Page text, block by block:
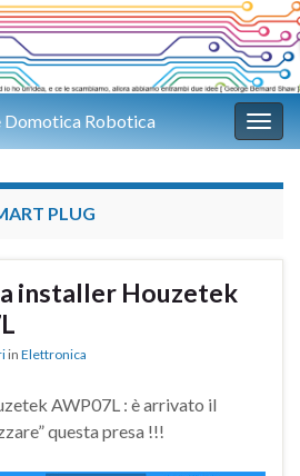
Robotica
PLUG
installer Houzetek
in Elettronica
AWP07L : è arrivato il
questa presa !!!